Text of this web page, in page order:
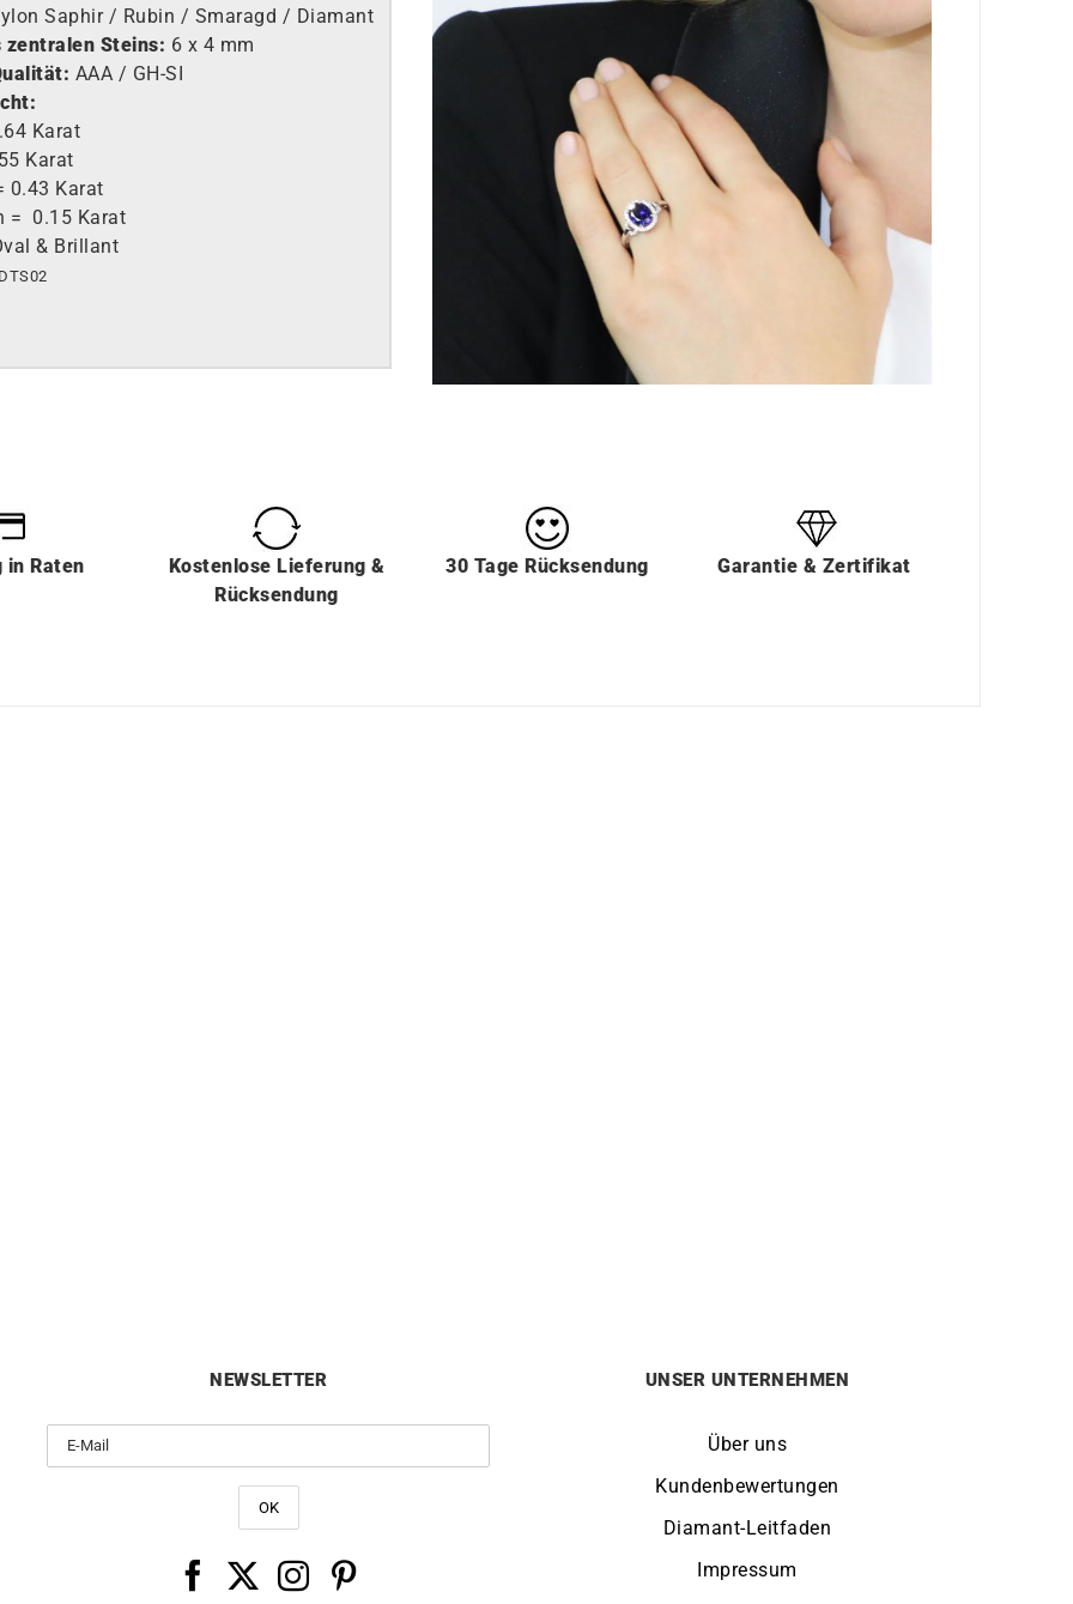
Saphir / Rubin / Smaragd / Diamant
zentralen Steins: 6 x 4 mm
AAA / GH-SI
Karat
Karat
0.43 Karat
= 0.15 Karat
& Brillant
inRaten
Kostenlose Lieferung &
Rücksendung
30 Tage Rücksendung Garantie & Zertifikat
NEWSLETTER UNSER UNTERNEHMEN
Über uns
Kundenbewertungen
Diamant-Leitfaden
Impressum